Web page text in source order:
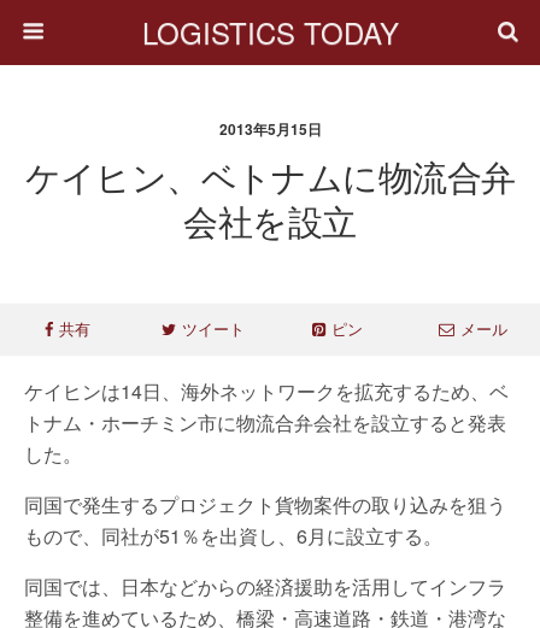
LOGISTICS TODAY
2013年5月15日
ケイヒン、ベトナムに物流合弁
会社を設立
共有 ツイート ピン メール
ケイヒンは14日、海外ネットワークを拡充するため、ベ
トナム・ホーチミン市に物流合弁会社を設立すると発表
した。
同国で発生するプロジェクト貨物案件の取り込みを狙う
もので、同社が51％を出資し、6月に設立する。
同国では、日本などからの経済援助を活用してインフラ
整備を進めているため、橋梁・高速道路・鉄道・港湾な